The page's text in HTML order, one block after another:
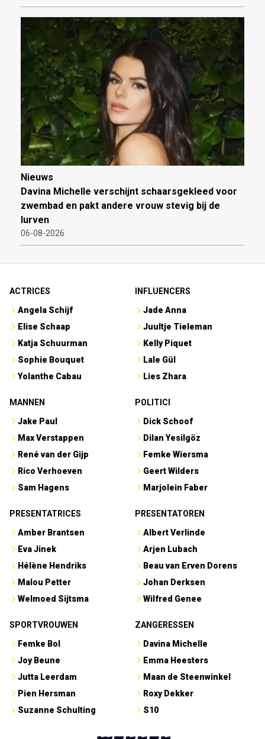
Nieuws
Davina Michelle verschijnt schaarsgekleed voor
zwembad en pakt andere vrouw stevig bij de
lurven
06-08-2026
ACTRICES
Angela Schijf
Elise Schaap
Katja Schuurman
Sophie Bouquet
Yolanthe Cabau
INFLUENCERS
Jade Anna
Juultje Tieleman
Kelly Piquet
Lale Gül
Lies Zhara
MANNEN
Jake Paul
Max Verstappen
René van der Gijp
Rico Verhoeven
Sam Hagens
POLITICI
Dick Schoof
Dilan Yesilgöz
Femke Wiersma
Geert Wilders
Marjolein Faber
PRESENTATRICES
Amber Brantsen
Eva Jinek
Hélène Hendriks
Malou Petter
Welmoed Sijtsma
PRESENTATOREN
Albert Verlinde
Arjen Lubach
Beau van Erven Dorens
Johan Derksen
Wilfred Genee
SPORTVROUWEN
Femke Bol
Joy Beune
Jutta Leerdam
Pien Hersman
Suzanne Schulting
ZANGERESSEN
Davina Michelle
Emma Heesters
Maan de Steenwinkel
Roxy Dekker
S10